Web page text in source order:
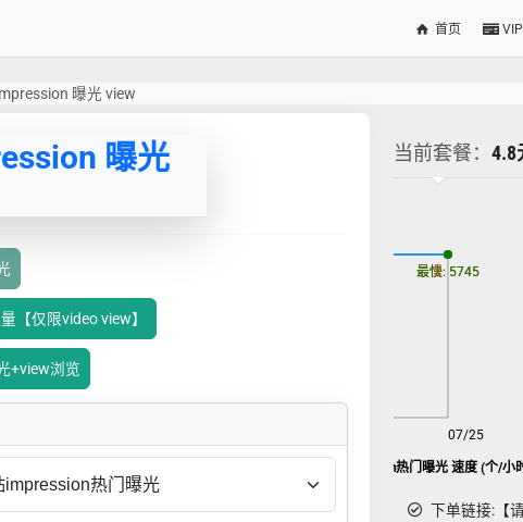
言：中文 首页
曝光 view
曝光
【仅限video view】
+view浏览
当前套餐： 4.8
Twitter 贴impression热门曝光 速度 (个/小
07/25
最慢: 5745
最快: 5745
下单链接:【